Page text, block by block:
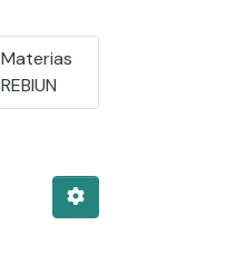
Materias
REBIUN